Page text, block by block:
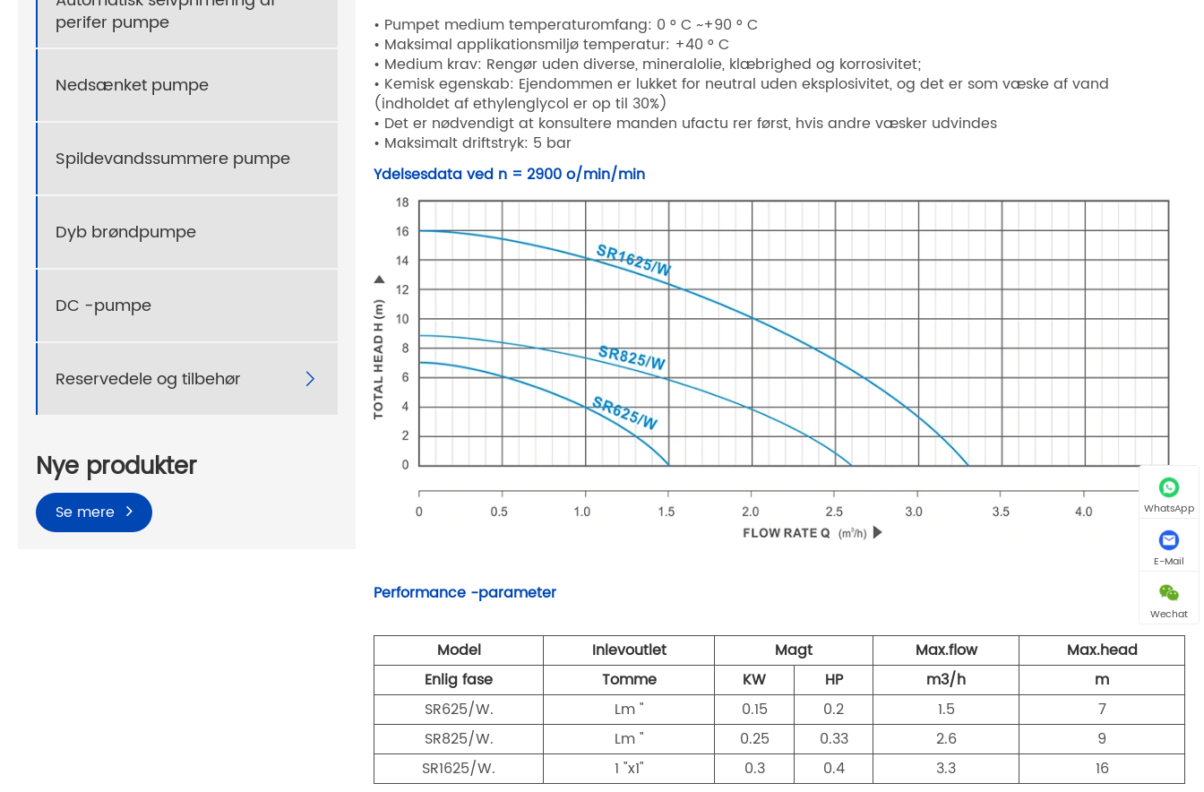
perifer pumpe
Nedsænket pumpe
Spildevandssummere pumpe
Dyb brøndpumpe
DC -pumpe
Reservedele og tilbehør 
Nye produkter
Se mere
• Pumpet medium temperaturomfang: 0 ° C ~+90 ° C
• Maksimal applikationsmiljø temperatur: +40 ° C
• Medium krav: Rengør uden diverse, mineralolie, klæbrighed og korrosivitet;
• Kemisk egenskab: Ejendommen er lukket for neutral uden eksplosivitet, og det er som væske af vand
(indholdet af ethylenglycol er op til 30%)
• Det er nødvendigt at konsultere manden ufactu rer først, hvis andre væsker udvindes
• Maksimalt driftstryk: 5 bar
Ydelsesdata ved n = 2900 o/min/min
Performance -parameter
Model Inlevoutlet Magt Max.flow
Max.head
Enlig fase
Tomme KW HP m3/h
m
SR625/W.
Lm " 0.15 0.2 1.5
7
SR825/W.
Lm " 0.25 0.33 2.6
9
SR1625/W.
1 "x1" 0.3 0.4 3.3 16
WhatsApp
E-Mail
Wechat